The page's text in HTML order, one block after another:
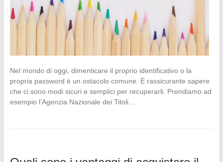
Nel mondo di oggi, dimenticare il proprio identificativo o la
propria password è un ostacolo comune. È rassicurante sapere
che ci sono modi sicuri e semplici per recuperarli. Prendiamo ad
esempio l’Agenzia Nazionale dei Titoli…